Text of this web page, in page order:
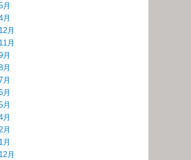
月
月
月
月
月
月
月
月
月
月
月
月
月